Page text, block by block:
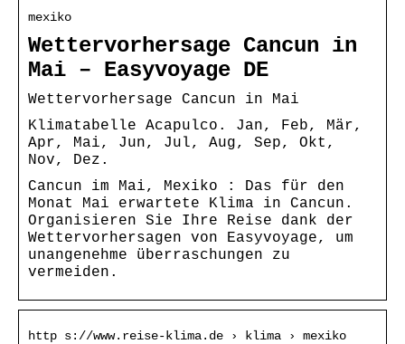
mexiko
Wettervorhersage Cancun in
Mai – Easyvoyage DE
Wettervorhersage Cancun in Mai
Klimatabelle Acapulco. Jan, Feb, Mär,
Apr, Mai, Jun, Jul, Aug, Sep, Okt,
Nov, Dez.
Cancun im Mai, Mexiko : Das für den
Monat Mai erwartete Klima in Cancun.
Organisieren Sie Ihre Reise dank der
Wettervorhersagen von Easyvoyage, um
unangenehme überraschungen zu
vermeiden.
http s://www.reise-klima.de › klima › mexiko